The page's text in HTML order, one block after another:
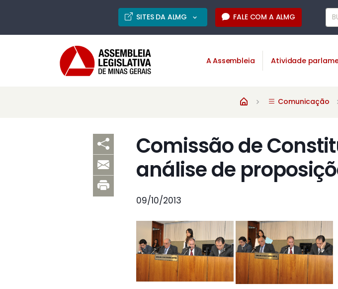
SITES DA ALMG FALE COM A ALMG
A Assembleia Atividade
Comunicação
Comissão de
análise de
09/10/2013